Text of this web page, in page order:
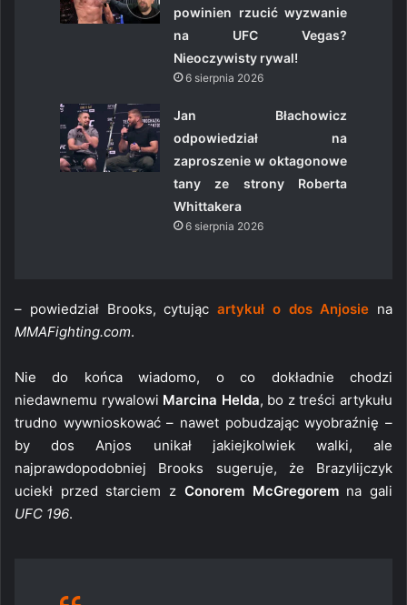
powinien rzucić wyzwanie
na UFC Vegas?
Nieoczywisty rywal!
6 sierpnia 2026
Jan Błachowicz
odpowiedział na
zaproszenie w oktagonowe
tany ze strony Roberta
Whittakera
6 sierpnia 2026
– powiedział Brooks, cytując artykuł o dos Anjosie na
MMAFighting.com.
Nie do końca wiadomo, o co dokładnie chodzi
niedawnemu rywalowi Marcina Helda, bo z treści artykułu
trudno wywnioskować – nawet pobudzając wyobraźnię –
by dos Anjos unikał jakiejkolwiek walki, ale
najprawdopodobniej Brooks sugeruje, że Brazylijczyk
uciekł przed starciem z Conorem McGregoremna gali
UFC 196.